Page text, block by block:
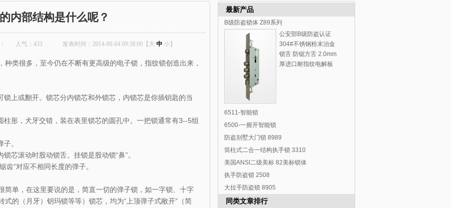
内部结构是什么呢？
人气： 433 发表时间：2014-09-04 09:38:00【 大 中 小】
类很多，至今仍在不断有更高级的电子锁，指纹锁创造出来，
上或翻开。锁芯分内锁芯和外锁芯，内锁芯是你插钥匙的当
柱形，犬牙交错，装在表里锁芯的圆孔中。一把锁通常有3--5组
。
芯滚动时股动锁舌。挂锁是股动锁“鼻”。
齿”对应不相同长度的弹子。
简单，在这里要说的是，简直一切的弹子锁，如一字锁、十字
的（月牙）钥玛锁等等）锁芯，均为“上顶弹子式敞开”（简
最新产品
B级防盗锁体 Z89系列
公安部B级防盗认证
304#不锈钢粉末治金
锁舌 防锯方舌 2.0mm
厚进口耐指纹电解板
6511-智能锁
6500-一握开智能锁
防盗别墅大门锁 8989
筒柱式二合一结构执手锁 3310
美国ANSI二级美标 82美标锁体
执手防盗锁 2508
大拉手防盗锁 8905
同类文章排行